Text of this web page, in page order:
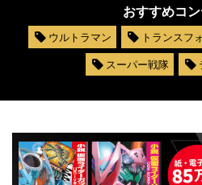
おすすめコ
ウルトラマン トランスフ
スーパー戦隊